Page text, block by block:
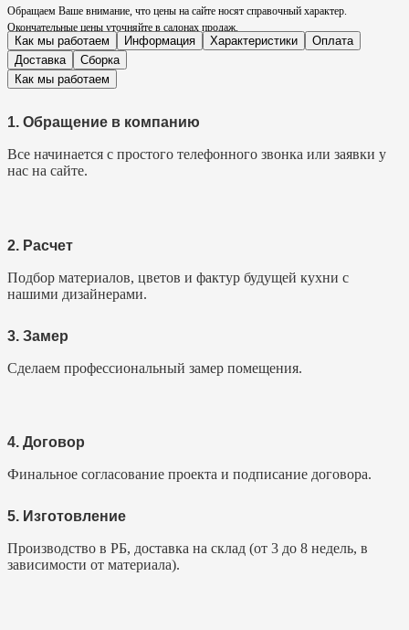
Обращаем Ваше внимание, что цены на сайте носят справочный характер.
Окончательные цены уточняйте в салонах продаж.
Как мы работаем Информация Характеристики
Оплата
Доставка
Сборка
Как мы работаем
1. Обращение в компанию
Все начинается с простого телефонного звонка или заявки у
нас на сайте.
2. Расчет
Подбор материалов, цветов и фактур будущей кухни с
нашими дизайнерами.
3. Замер
Сделаем профессиональный замер помещения.
4. Договор
Финальное согласование проекта и подписание договора.
5. Изготовление
Производство в РБ, доставка на склад (от 3 до 8 недель, в
зависимости от материала).